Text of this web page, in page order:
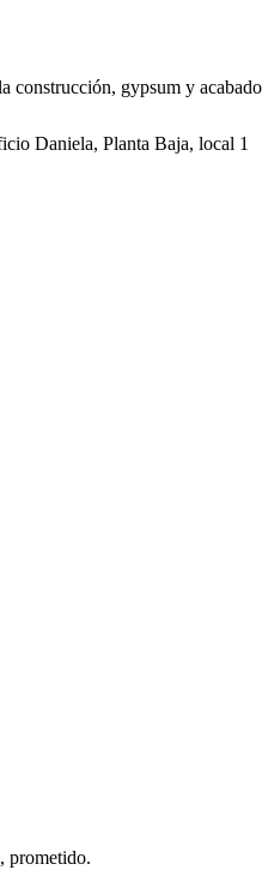
construcción, gypsum y
Daniela, Planta Baja, local 1
prometido.